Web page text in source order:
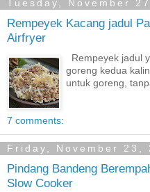
Tuesday, November
Rempeyek Kacang jadul
Airfryer
Rempeyek jadul
goreng kedua
untuk goreng,
7 comments:
Friday, November 23,
Pindang Bandeng
Slow Cooker